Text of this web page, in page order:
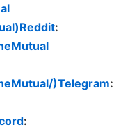
:
)Telegram:
: